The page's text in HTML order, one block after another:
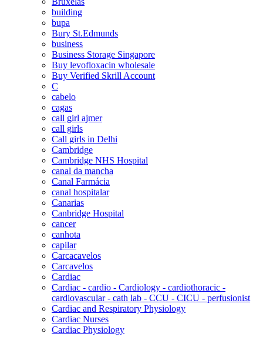
building
bupa
Bury St.Edmunds
business
Business Storage Singapore
Buy levofloxacin wholesale
Buy Verified Skrill Account
C
cabelo
cagas
call girl ajmer
call girls
Call girls in Delhi
Cambridge
Cambridge NHS Hospital
canal da mancha
Canal Farmácia
canal hospitalar
Canarias
Canbridge Hospital
cancer
canhota
capilar
Carcacavelos
Carcavelos
Cardiac
Cardiac - cardio - Cardiology - cardiothoracic -
cardiovascular - cath lab - CCU - CICU - perfusionist
Cardiac and Respiratory Physiology
Cardiac Nurses
Cardiac Physiology